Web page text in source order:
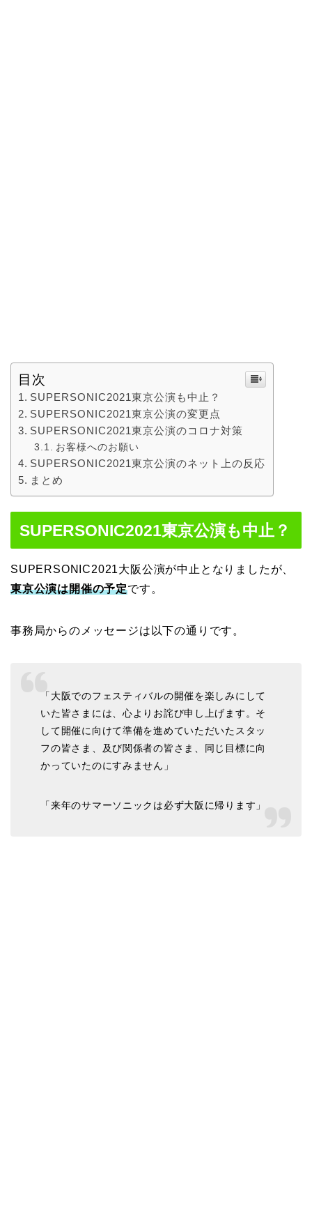
目次
SUPERSONIC2021東京公演も中止？
SUPERSONIC2021東京公演の変更点
SUPERSONIC2021東京公演のコロナ対策
お客様へのお願い
SUPERSONIC2021東京公演のネット上の反応
まとめ
SUPERSONIC2021東京公演も中止？
SUPERSONIC2021大阪公演が中止となりましたが、
東京公演は開催の予定です。
事務局からのメッセージは以下の通りです。
「大阪でのフェスティバルの開催を楽しみにして
いた皆さまには、心よりお詫び申し上げます。そ
して開催に向けて準備を進めていただいたスタッ
フの皆さま、及び関係者の皆さま、同じ目標に向
かっていたのにすみません」
「来年のサマーソニックは必ず大阪に帰ります」